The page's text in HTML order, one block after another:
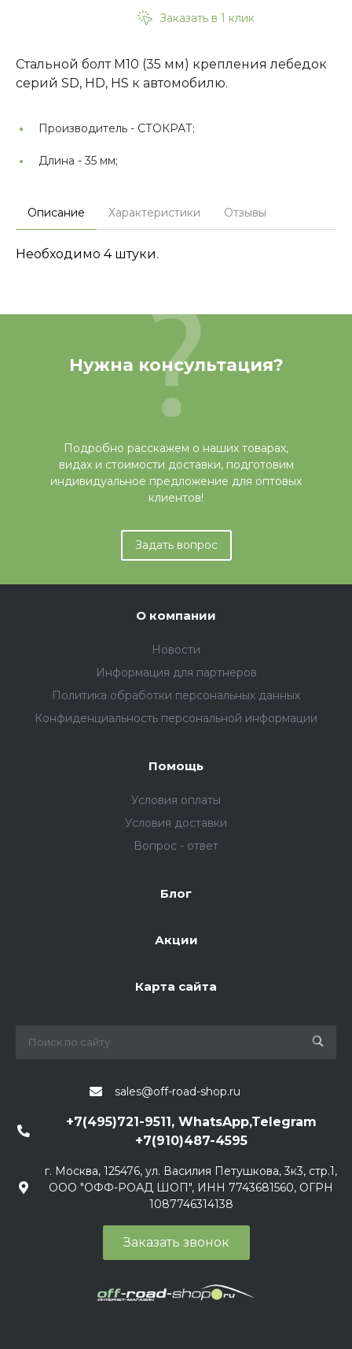
Заказать в 1 клик
Стальной болт М10 (35 мм) крепления лебедок
серий SD, HD, HS к автомобилю.
Производитель - СТОКРАТ;
Длина - 35 мм;
Описание Характеристики Отзывы
Необходимо 4 штуки.
Нужна консультация?
Подробно расскажем о наших товарах,
видах и стоимости доставки, подготовим
индивидуальное предложение для оптовых
клиентов!
Задать вопрос
О компании
Новости
Информация для партнеров
Политика обработки персональных данных
Конфиденциальность персональной информации
Помощь
Условия оплаты
Условия доставки
Вопрос - ответ
Блог
Акции
Карта сайта
sales@off-road-shop.ru
+7(495)721-9511, WhatsApp,Telegram
+7(910)487-4595
г. Москва, 125476, ул. Василия Петушкова, 3к3, стр.1,
ООО "ОФФ-РОАД ШОП", ИНН 7743681560, ОГРН
1087746314138
Заказать звонок